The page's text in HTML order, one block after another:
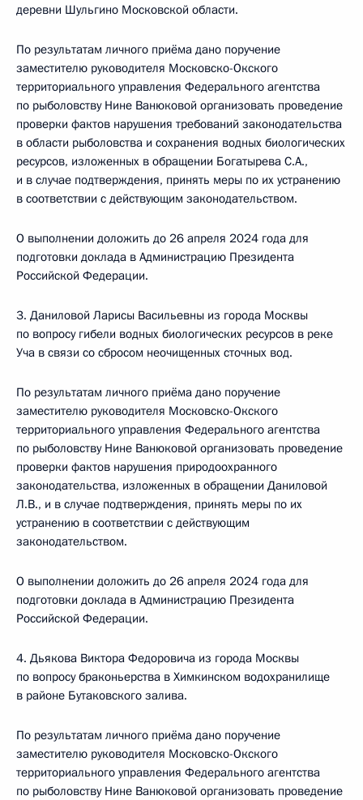
деревни Шульгино Московской области.
По результатам личного приёма дано поручение
заместителю руководителя Московско-Окского
территориального управления Федерального агентства
по рыболовству Нине Ванюковой организовать проведение
проверки фактов нарушения требований законодательства
в области рыболовства и сохранения водных биологических
ресурсов, изложенных в обращении Богатырева С.А.,
и в случае подтверждения, принять меры по их устранению
в соответствии с действующим законодательством.
О выполнении доложить до 26 апреля 2024 года для
подготовки доклада в Администрацию Президента
Российской Федерации.
3. Даниловой Ларисы Васильевны из города Москвы
по вопросу гибели водных биологических ресурсов в реке
Уча в связи со сбросом неочищенных сточных вод.
По результатам личного приёма дано поручение
заместителю руководителя Московско-Окского
территориального управления Федерального агентства
по рыболовству Нине Ванюковой организовать проведение
проверки фактов нарушения природоохранного
законодательства, изложенных в обращении Даниловой
Л.В., и в случае подтверждения, принять меры по их
устранению в соответствии с действующим
законодательством.
О выполнении доложить до 26 апреля 2024 года для
подготовки доклада в Администрацию Президента
Российской Федерации.
4. Дьякова Виктора Федоровича из города Москвы
по вопросу браконьерства в Химкинском водохранилище
в районе Бутаковского залива.
По результатам личного приёма дано поручение
заместителю руководителя Московско-Окского
территориального управления Федерального агентства
по рыболовству Нине Ванюковой организовать проведение